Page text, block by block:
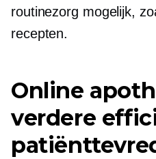
routinezorg mogelijk,
recepten.
Online
verdere